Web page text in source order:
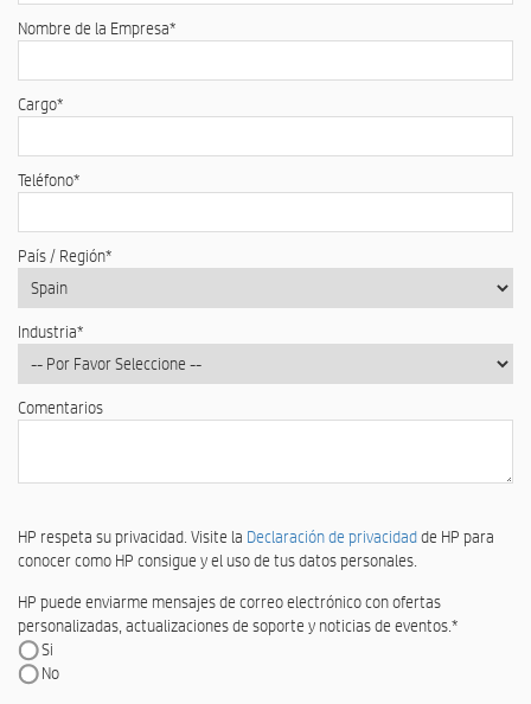
Nombre de la Empresa*
Cargo*
Teléfono*
País / Región*
Industria*
Comentarios
HP respeta su privacidad. Visite la Declaración de privacidadde HP para
conocer como HP consigue y el uso de tus datos personales.
HP puede enviarme mensajes de correo electrónico con ofertas
personalizadas, actualizaciones de soporte y noticias de eventos.*
Si
No